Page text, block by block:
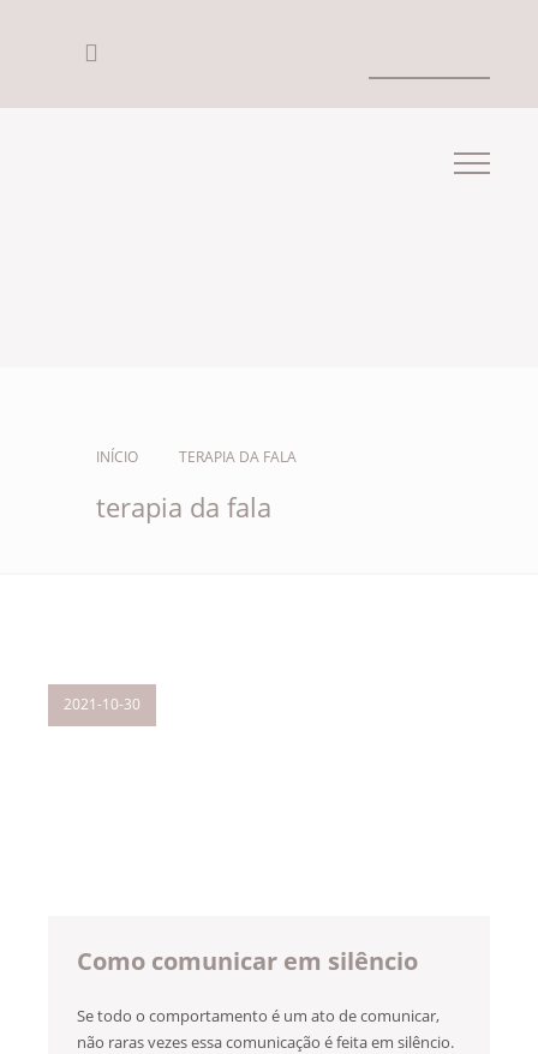
INÍCIO TERAPIA DA FALA
terapia da fala
2021-10-30
Como comunicar em silêncio
Se todo o comportamento é um ato de comunicar,
não raras vezes essa comunicação é feita em silêncio.